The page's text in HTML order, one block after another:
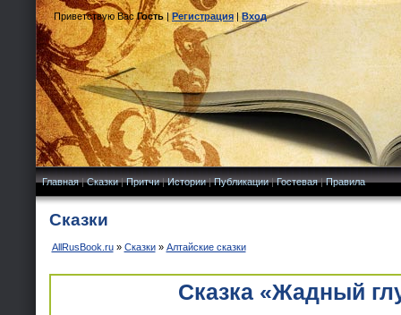
Приветствую Вас Гость|Регистрация|Вход
Главная|Сказки|Притчи|Истории|Публикации|Гостевая|Правила
Сказки
AllRusBook.ru» Сказки» Алтайские сказки
Сказка «Жадный